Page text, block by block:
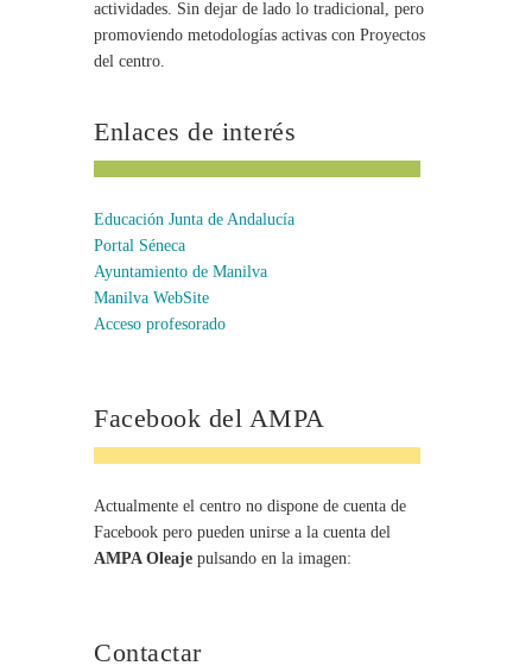
actividades. Sin dejar de lado lo tradicional, pero
promoviendo metodologías activas con Proyectos
del centro.
Enlaces de interés
Educación Junta de Andalucía
Portal Séneca
Ayuntamiento de Manilva
Manilva WebSite
Acceso profesorado
Facebook del AMPA
Actualmente el centro no dispone de cuenta de
Facebook pero pueden unirse a la cuenta del
AMPA Oleaje pulsando en la imagen:
Contactar